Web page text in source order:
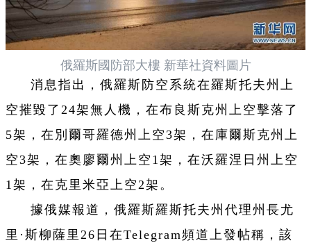
俄羅斯國防部大樓 新華社資料圖片
消息指出，俄羅斯防空系統在羅斯托夫州上
空摧毀了24架無人機，在布良斯克州上空擊落了
5架，在別爾哥羅德州上空3架，在庫爾斯克州上
空3架，在奧廖爾州上空1架，在沃羅涅日州上空
1架，在克里米亞上空2架。
據俄媒報道，俄羅斯羅斯托夫州代理州長尤
里·斯柳薩里26日在Telegram頻道上發帖稱，該